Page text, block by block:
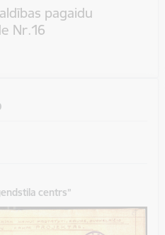
pagaidu
Nr.16
centrs”